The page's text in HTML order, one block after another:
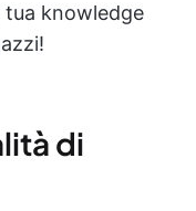
tua knowledge
di